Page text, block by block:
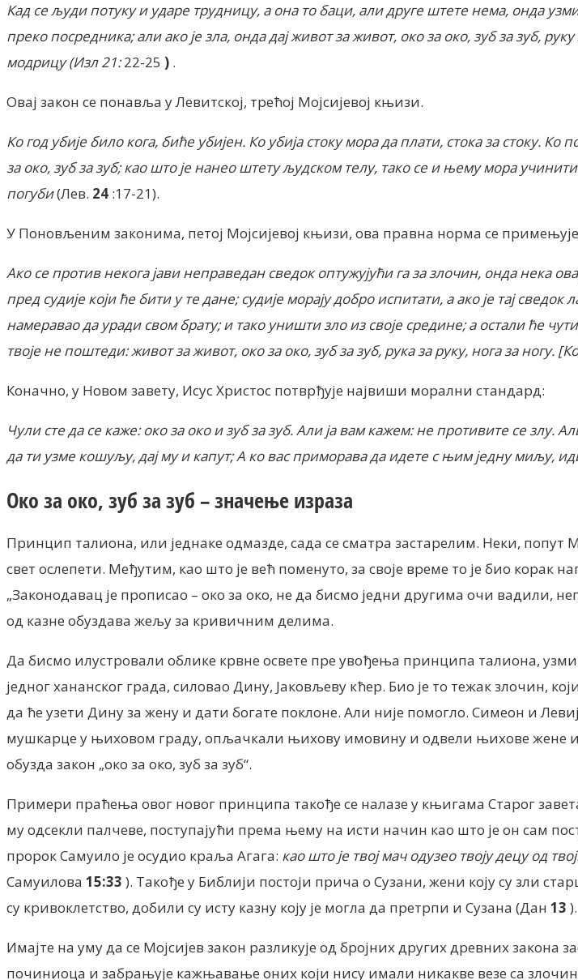
Кад се људи потуку и ударе трудницу, а она то баци, али друге штете нема, онда
преко посредника;али ако је зла, онда дај живот за живот, око за око, зуб за зуб,
модрицу (Изл 21:22-25 ) .
Овај закон се понавља у Левитској, трећој Мојсијевој књизи.
Ко год убије било кога, биће убијен. Ко убија стоку мора да плати, стока за
за око, зуб за зуб;као што је нанео штету људском телу, тако се и њему мора
погуби(Лев. 24 :17-21).
У Поновљеним законима, петој Мојсијевој књизи, ова правна норма се
Ако се против некога јави неправедан сведок оптужујући га за злочин, онда нека
пред судије који ће бити у те дане;судије морају добро испитати, а ако је тај
намеравао да уради свом брату; и тако уништи зло из своје средине; а остали ће
твоје не поштеди: живот за живот, око за око, зуб за зуб, рука за руку, нога за ногу.
Коначно, у Новом завету, Исус Христос потврђује највиши морални стандард:
Чули сте да се каже: око за око и зуб за зуб. Али ја вам кажем: не противите се злу.
да ти узме кошуљу, дај му и капут;А ко вас приморава да идете с њим једну миљу,
Око за око, зуб за зуб – значење израза
Принцип талиона, или једнаке одмазде, сада се сматра застарелим. Неки, попут
свет ослепети. Међутим, као што је већ поменуто, за своје време то је био корак
„Законодавац је прописао – око за око, не да бисмо једни другима очи вадили,
од казне обуздава жељу за кривичним делима.
Да бисмо илустровали облике крвне освете пре увођења принципа талиона,
једног хананског града, силовао Дину, Јаковљеву кћер. Био је то тежак злочин,
да ће узети Дину за жену и дати богате поклоне. Али није помогло. Симеон и
мушкарце у њиховом граду, опљачкали њихову имовину и одвели њихове жене
обузда закон „око за око, зуб за зуб“.
Примери праћења овог новог принципа такође се налазе у књигама Старог
му одсекли палчеве, поступајући према њему на исти начин као што је он сам
пророк Самуило је осудио краља Агага: као што је твој мач одузео твоју децу од
Самуилова 15:33 ). Такође у Библији постоји прича о Сузани, жени коју су зли
су кривоклетство, добили су исту казну коју је могла да претрпи и Сузана (Дан 13 ).
Имајте на уму да се Мојсијев закон разликује од бројних других древних
починиоца и забрањује кажњавање оних који нису имали никакве везе са